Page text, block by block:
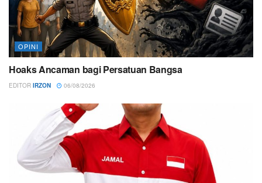
OPINI
Hoaks Ancaman bagi Persatuan Bangsa
EDITOR IRZON 06/08/2026